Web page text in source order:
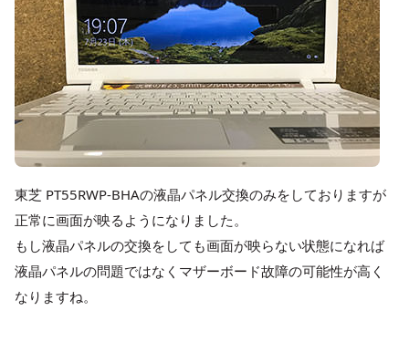
東芝 PT55RWP-BHAの液晶パネル交換のみをしておりますが
正常に画面が映るようになりました。
もし液晶パネルの交換をしても画面が映らない状態になれば
液晶パネルの問題ではなくマザーボード故障の可能性が高く
なりますね。